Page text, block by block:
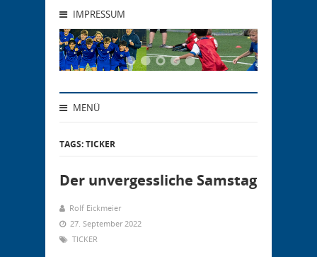
IMPRESSUM
MENÜ
TAGS: TICKER
Der unvergessliche Samstag
Rolf Eickmeier
27. September 2022
TICKER